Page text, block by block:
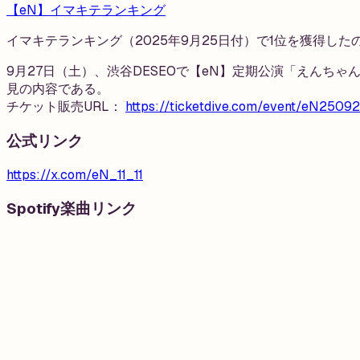
【eN】 イマキテランキング
イマキテランキング（2025年9月25日付）で1位を獲得し
9月27日（土）、渋谷DESEOで【eN】定期公演「えんちゃ
見の内容である。
チケット販売URL： https://ticketdive.com/event/
公式リンク
https://x.com/eN_11_11
Spotify楽曲リンク